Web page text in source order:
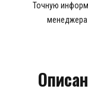
Точную
менеджера